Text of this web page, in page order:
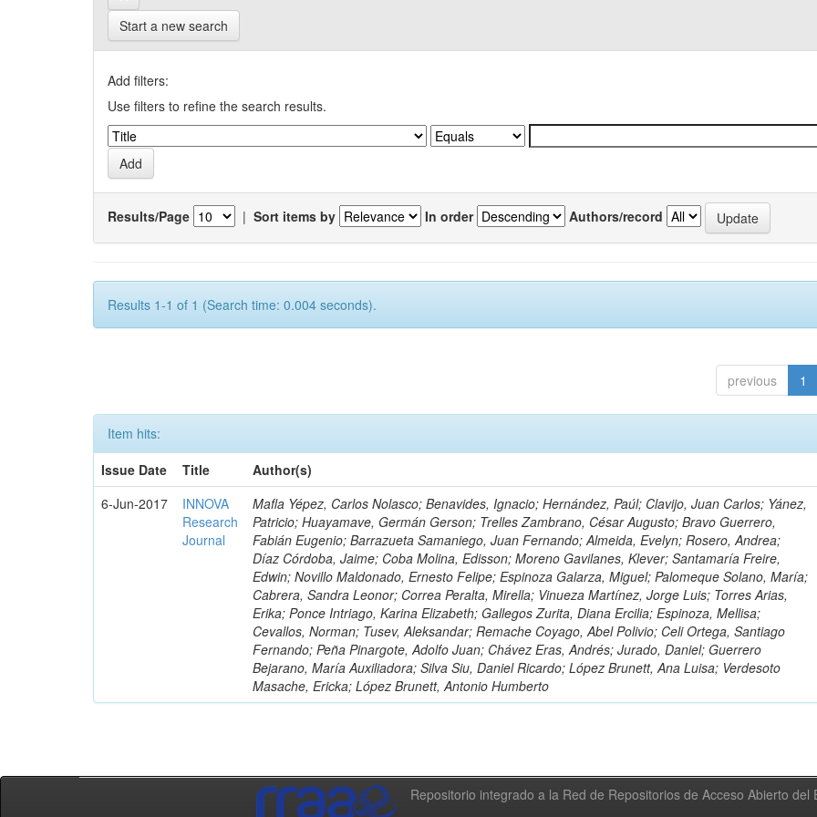
Start a new search
Add filters:
Use filters to refine the search results.
Results/Page | Sort items by In order Authors/record
Results 1-1 of 1 (Search time: 0.004 seconds).
previous 1
Item hits:
Issue Date
Title
Author(s)
6-Jun-2017
INNOVA
Research
Journal
Mafla Yépez, Carlos Nolasco; Benavides, Ignacio; Hernández, Paúl; Clavijo, Juan Carlos; Yánez,
Patricio; Huayamave, Germán Gerson; Trelles Zambrano, César Augusto; Bravo Guerrero,
Fabián Eugenio; Barrazueta Samaniego, Juan Fernando; Almeida, Evelyn; Rosero, Andrea;
Díaz Córdoba, Jaime; Coba Molina, Edisson; Moreno Gavilanes, Klever; Santamaría Freire,
Edwin; Novillo Maldonado, Ernesto Felipe; Espinoza Galarza, Miguel; Palomeque Solano, María;
Cabrera, Sandra Leonor; Correa Peralta, Mirella; Vinueza Martínez, Jorge Luis; Torres Arias,
Erika; Ponce Intriago, Karina Elizabeth; Gallegos Zurita, Diana Ercilia; Espinoza, Mellisa;
Cevallos, Norman; Tusev, Aleksandar; Remache Coyago, Abel Polivio; Celi Ortega, Santiago
Fernando; Peña Pinargote, Adolfo Juan; Chávez Eras, Andrés; Jurado, Daniel; Guerrero
Bejarano, María Auxiliadora; Silva Siu, Daniel Ricardo; López Brunett, Ana Luisa; Verdesoto
Masache, Ericka; López Brunett, Antonio Humberto
Repositorio integrado a la Red de Repositorios de Acceso Abierto del